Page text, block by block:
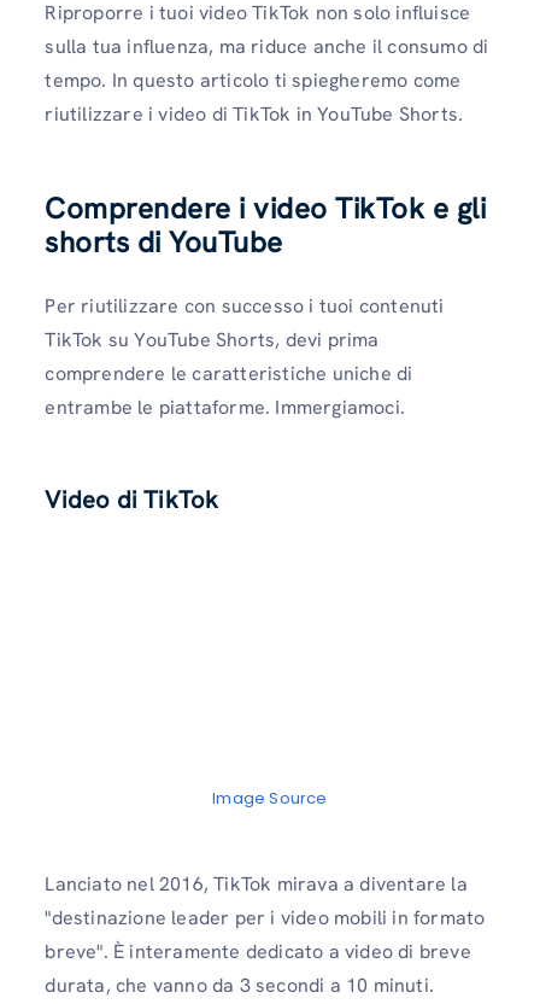
Riproporre i tuoi video TikTok non solo influisce
sulla tua influenza, ma riduce anche il consumo di
tempo. In questo articolo ti spiegheremo come
riutilizzare i video di TikTok in YouTube Shorts.
Comprendere i video TikTok e gli
shorts di YouTube
Per riutilizzare con successo i tuoi contenuti
TikTok su YouTube Shorts, devi prima
comprendere le caratteristiche uniche di
entrambe le piattaforme. Immergiamoci.
Video di TikTok
Image Source
Lanciato nel 2016, TikTok mirava a diventare la
"destinazione leader per i video mobili in formato
breve". È interamente dedicato a video di breve
durata, che vanno da 3 secondi a 10 minuti.